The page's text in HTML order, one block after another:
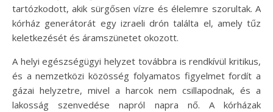
tartózkodott, akik sürgősen vízre és élelemre szorultak. A
kórház generátorát egy izraeli drón találta el, amely tűz
keletkezését és áramszünetet okozott.
A helyi egészségügyi helyzet továbbra is rendkívül kritikus,
és a nemzetközi közösség folyamatos figyelmet fordít a
gázai helyzetre, mivel a harcok nem csillapodnak, és a
lakosság szenvedése napról napra nő. A kórházak